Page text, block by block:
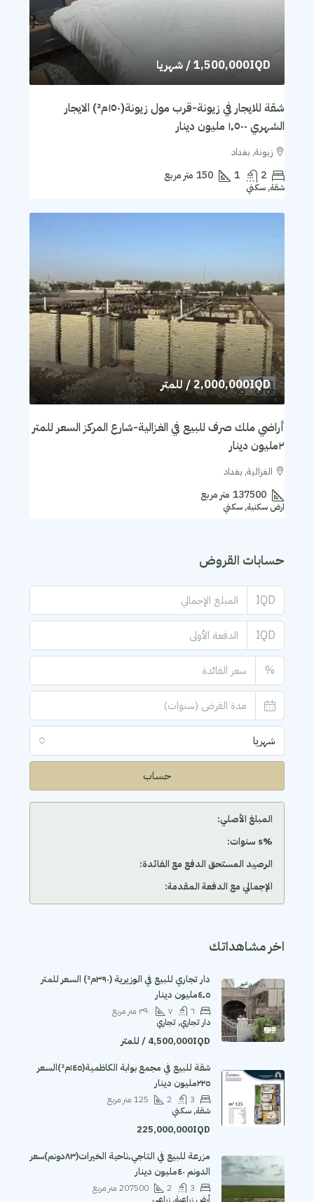
1,500,000IQD/ شهريا
شقة للايجار في زيونة-قرب مول زيونة(١٥٠م²) الايجار
الشهري ١٬٥٠٠ مليون دينار
زيونة, بغداد
2
1
150 متر مربع
شقة, سكني
2,000,000IQD/ للمتر
أراضي ملك صرف للبيع في الغزالية-شارع المركز السعر للمتر
٢مليون دينار
الغزالية, بغداد
137500 متر مربع
ارض سكنية, سكني
حسابات القروض
IQD
IQD
%
شهريا
حساب
المبلغ الأصلي:
‫%s سنوات:
الرصيد المستحق الدفع مع الفائدة:
الإجمالي مع الدفعة المقدمة:
اخر مشاهداتك
دار تجاري للبيع في الوزيرية (٣٩٠م²) السعر للمتر
٤٬٥مليون دينار
٦ ٧ ٣٩٠ متر مربع
دار تجاري, تجاري
4,500,000IQD / للمتر
‏شقة للبيع في مجمع بوابة الكاظمية(١٤٥م²)السعر
٢٢٥مليون دينار
3
2
125 متر مربع
شقة, سكني
225,000,000IQD
مزرعة للبيع في التاجي٬ناحية الخيرات(٨٣دونم)سعر
الدونم ٤٠مليون دينار
3
2
207500 متر مربع
أرض زراعية, زراعي